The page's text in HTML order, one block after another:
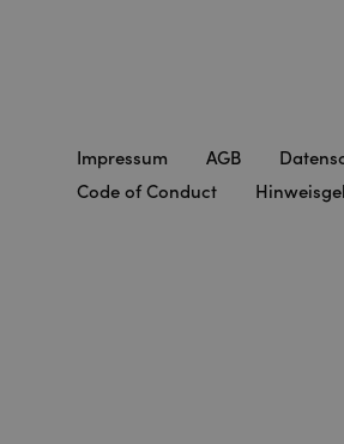
Impressum AGB
Code of Conduct